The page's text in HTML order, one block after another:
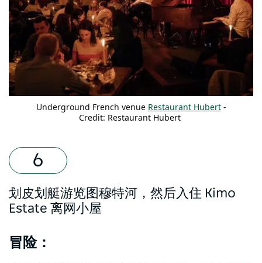
Underground French venue Restaurant Hubert-
Credit: Restaurant Hubert
划皮划艇游览图穆特河，然后入住 Kimo
Estate 离网小屋
冒险：